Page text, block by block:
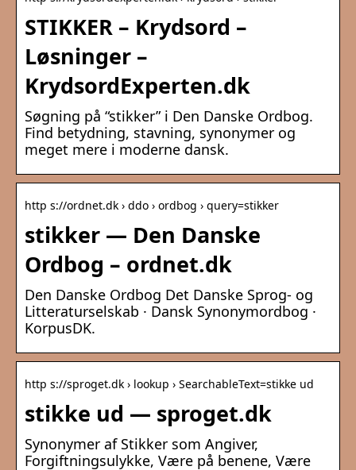
STIKKER – Krydsord –
Løsninger –
KrydsordExperten.dk
Søgning på “stikker” i Den Danske Ordbog.
Find betydning, stavning, synonymer og
meget mere i moderne dansk.
http s://ordnet.dk › ddo › ordbog › query=stikker
stikker — Den Danske
Ordbog – ordnet.dk
Den Danske Ordbog Det Danske Sprog- og
Litteraturselskab · Dansk Synonymordbog ·
KorpusDK.
http s://sproget.dk › lookup › SearchableText=stikke ud
stikke ud — sproget.dk
Synonymer af Stikker som Angiver,
Forgiftningsulykke, Være på benene, Være